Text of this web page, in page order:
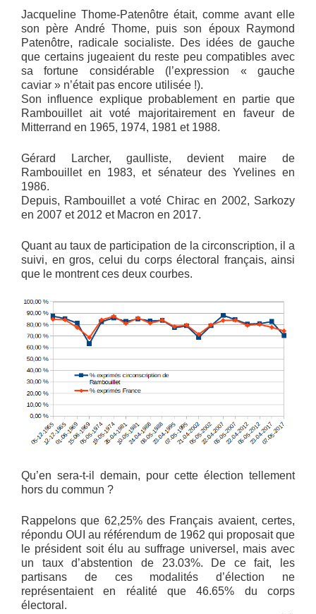
Jacqueline Thome-Patenôtre était, comme avant elle
son père André Thome, puis son époux Raymond
Patenôtre, radicale socialiste. Des idées de gauche
que certains jugeaient du reste peu compatibles avec
sa fortune considérable (l’expression « gauche
caviar » n’était pas encore utilisée !).
Son influence explique probablement en partie que
Rambouillet ait voté majoritairement en faveur de
Mitterrand en 1965, 1974, 1981 et 1988.
Gérard Larcher, gaulliste, devient maire de
Rambouillet en 1983, et sénateur des Yvelines en
1986.
Depuis, Rambouillet a voté Chirac en 2002, Sarkozy
en 2007 et 2012 et Macron en 2017.
Quant au taux de participation de la circonscription, il a
suivi, en gros, celui du corps électoral français, ainsi
que le montrent ces deux courbes.
Qu’en sera-t-il demain, pour cette élection tellement
hors du commun ?
Rappelons que 62,25% des Français avaient, certes,
répondu OUI au référendum de 1962 qui proposait que
le président soit élu au suffrage universel, mais avec
un taux d’abstention de 23.03%. De ce fait, les
partisans de ces modalités d’élection ne
représentaient en réalité que 46.65% du corps
électoral.